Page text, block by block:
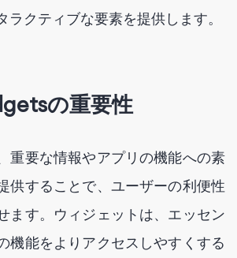
ラクティブな要素を提供します。
の重要性
重要な情報やアプリの機能への素
供することで、ユーザーの利便性
ます。ウィジェットは、エッセン
機能をよりアクセスしやすくする